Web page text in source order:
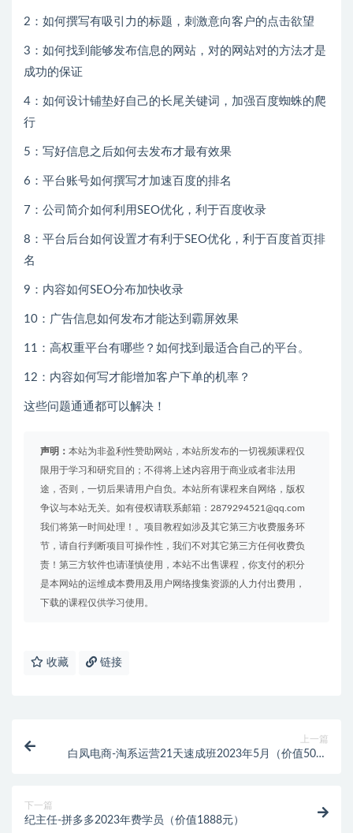
2：如何撰写有吸引力的标题，刺激意向客户的点击欲望
3：如何找到能够发布信息的网站，对的网站对的方法才是
成功的保证
4：如何设计铺垫好自己的长尾关键词，加强百度蜘蛛的爬
行
5：写好信息之后如何去发布才最有效果
6：平台账号如何撰写才加速百度的排名
7：公司简介如何利用SEO优化，利于百度收录
8：平台后台如何设置才有利于SEO优化，利于百度首页排
名
9：内容如何SEO分布加快收录
10：广告信息如何发布才能达到霸屏效果
11：高权重平台有哪些？如何找到最适合自己的平台。
12：内容如何写才能增加客户下单的机率？
这些问题通通都可以解决！
声明： 本站为非盈利性赞助网站，本站所发布的一切视频课程仅
限用于学习和研究目的；不得将上述内容用于商业或者非法用
途，否则，一切后果请用户自负。本站所有课程来自网络，版权
争议与本站无关。如有侵权请联系邮箱：2879294521@qq.com
我们将第一时间处理！。项目教程如涉及其它第三方收费服务环
节，请自行判断项目可操作性，我们不对其它第三方任何收费负
责！第三方软件也请谨慎使用，本站不出售课程，你支付的积分
是本网站的运维成本费用及用户网络搜集资源的人力付出费用，
下载的课程仅供学习使用。
收藏 链接
上一篇
白凤电商-淘系运营21天速成班2023年5月（价值5000
下一篇
纪主任-拼多多2023年费学员（价值1888元）